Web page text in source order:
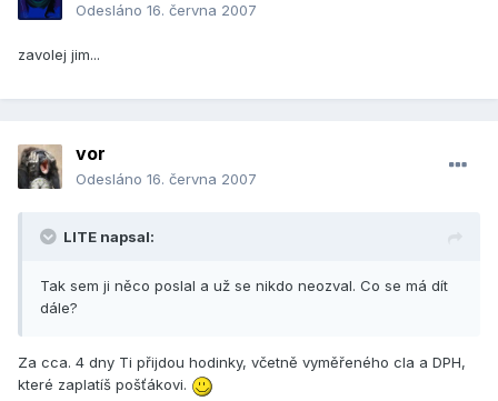
Odesláno 16. června 2007
zavolej jim...
vor
Odesláno 16. června 2007
LITE napsal:
Tak sem ji něco poslal a už se nikdo neozval. Co se má dít
dále?
Za cca. 4 dny Ti přijdou hodinky, včetně vyměřeného cla a DPH,
které zaplatíš pošťákovi.